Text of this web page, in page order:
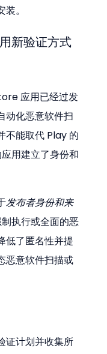
。
新验证方式
应用已经过发
动化恶意软件扫
不能取代 Play 的
用建立了身份和
发布者身份和来
执行或全面的恶
低了匿名性并提
恶意软件扫描或
证计划并收集所